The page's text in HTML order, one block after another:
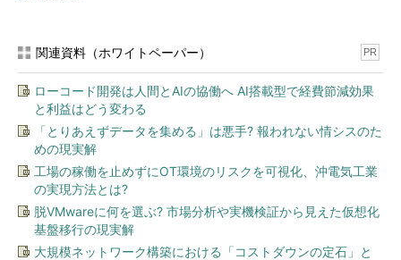
関連資料（ホワイトペーパー） PR
ローコード開発は人間とAIの協働へ AI搭載型で経費節減効果
と利益はどう変わる
「とりあえずデータを集める」は悪手? 報われない情シスのた
めの現実解
工場の稼働を止めずにOT環境のリスクを可視化、沖電気工業
の実現方法とは?
脱VMwareに何を選ぶ? 市場分析や実機検証から見えた仮想化
基盤移行の現実解
大規模ネットワーク構築における「コストダウンの定石」と